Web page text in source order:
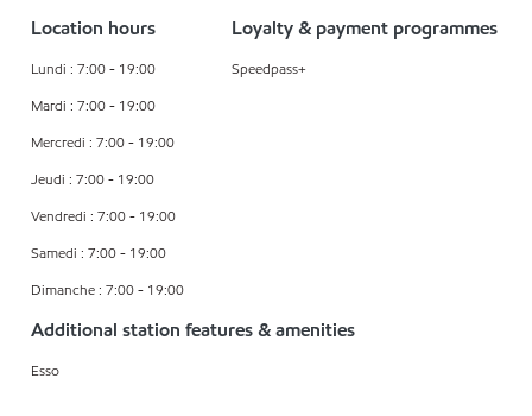
Location hours
Lundi : 7:00 - 19:00
Mardi : 7:00 - 19:00
Mercredi : 7:00 - 19:00
Jeudi : 7:00 - 19:00
Vendredi : 7:00 - 19:00
Samedi : 7:00 - 19:00
Dimanche : 7:00 - 19:00
Loyalty & payment programmes
Speedpass+
Additional station features & amenities
Esso